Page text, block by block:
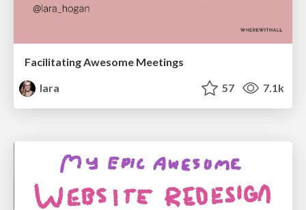
Facilitating Awesome Meetings
lara
57 7.1k